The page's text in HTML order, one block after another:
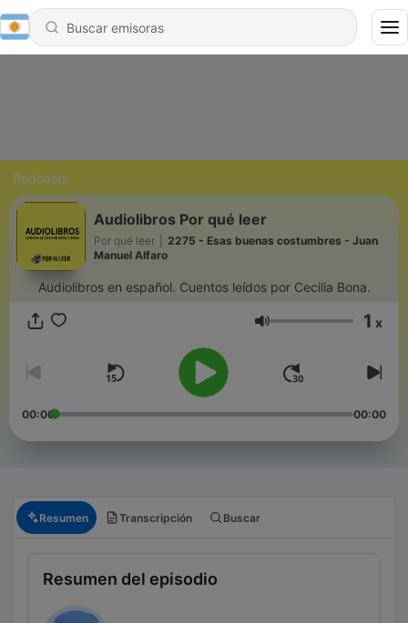
Podcasts
Audiolibros Por qué leer
Por qué leer
2275 - Esas buenas costumbres - Juan
Manuel Alfaro
Audiolibros en español. Cuentos leídos por Cecilia Bona.
Volumen 1 x
00:00 00:00
Resumen Transcripción Buscar
Resumen del episodio